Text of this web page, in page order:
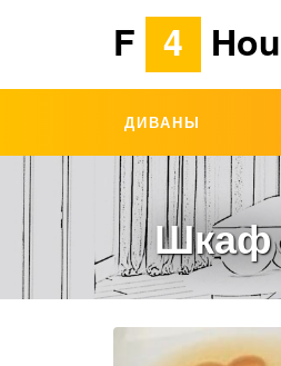
F 4
ДИВАНЫ
Шкаф